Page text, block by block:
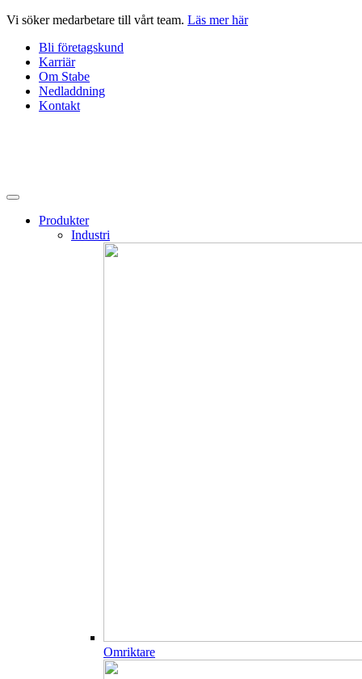
Hoppa
innehåll
Vi söker medarbetare till vårt team. Läs mer här
Bli företagskund
Karriär
Om Stabe
Nedladdning
Kontakt
Produkter
Industri
Omriktare